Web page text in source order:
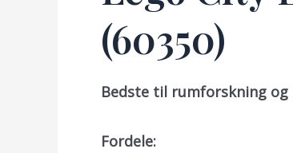
(60350)
Bedste til rumforskning og
Fordele: